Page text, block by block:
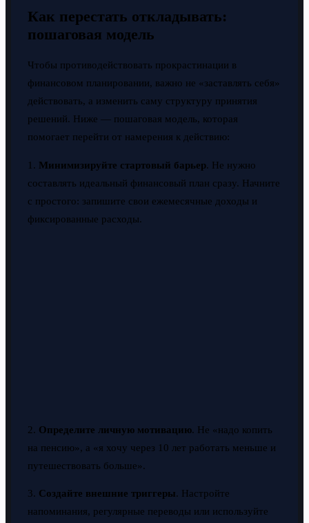
Как перестать откладывать:
пошаговая модель
Чтобы противодействовать прокрастинации в
финансовом планировании, важно не «заставлять себя»
действовать, а изменить саму структуру принятия
решений. Ниже — пошаговая модель, которая
помогает перейти от намерения к действию:
1. Минимизируйте стартовый барьер. Не нужно
составлять идеальный финансовый план сразу. Начните
с простого: запишите свои ежемесячные доходы и
фиксированные расходы.
2. Определите личную мотивацию. Не «надо копить
на пенсию», а «я хочу через 10 лет работать меньше и
путешествовать больше».
3. Создайте внешние триггеры. Настройте
напоминания, регулярные переводы или используйте